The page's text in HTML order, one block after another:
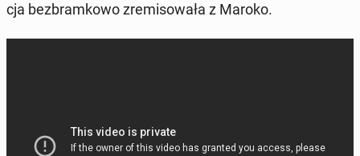
cja bez­bram­ko­wo zre­mi­so­wa­ła z Maroko.